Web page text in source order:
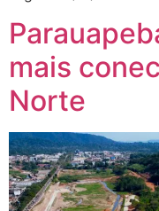
mais
Norte